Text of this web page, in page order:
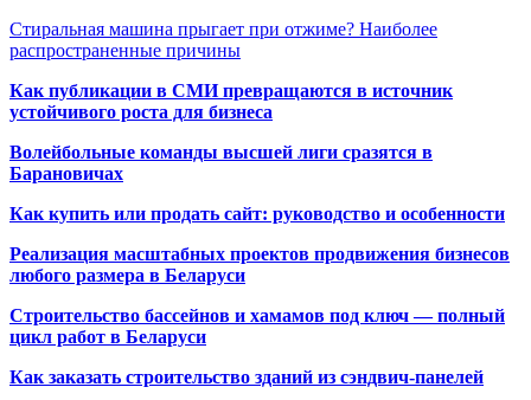
Стиральная машина прыгает при отжиме? Наиболее
распространенные причины
Как публикации в СМИ превращаются в источник
устойчивого роста для бизнеса
Волейбольные команды высшей лиги сразятся в
Барановичах
Как купить или продать сайт: руководство и особенности
Реализация масштабных проектов продвижения бизнесов
любого размера в Беларуси
Строительство бассейнов и хамамов под ключ — полный
цикл работ в Беларуси
Как заказать строительство зданий из сэндвич-панелей